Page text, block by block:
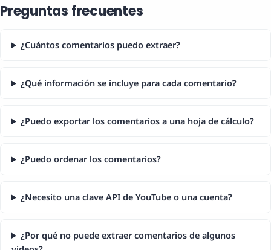
Preguntas frecuentes
¿Cuántos comentarios puedo extraer?
¿Qué información se incluye para cada comentario?
¿Puedo exportar los comentarios a una hoja de cálculo?
¿Puedo ordenar los comentarios?
¿Necesito una clave API de YouTube o una cuenta?
¿Por qué no puede extraer comentarios de algunos